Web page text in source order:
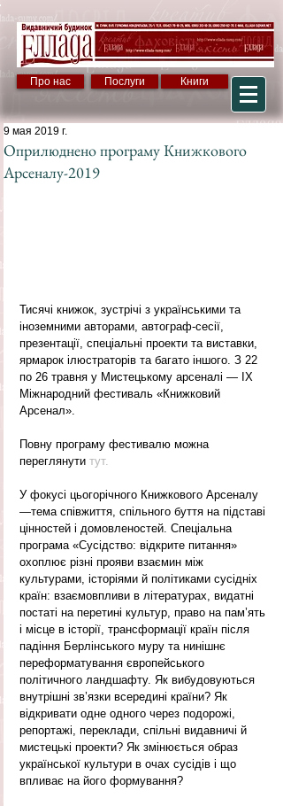
Про нас Послуги Книги
Оприлюднено програму Книжкового
Арсеналу-2019
9 мая 2019 г.
Тисячі книжок, зустрічі з українськими та
іноземними авторами, автограф-сесії,
презентації, спеціальні проекти та виставки,
ярмарок ілюстраторів та багато іншого. З 22
по 26 травня у Мистецькому арсеналі — IX
Міжнародний фестиваль «Книжковий
Арсенал».
Повну програму фестивалю можна
переглянути тут.
У фокусі цьогорічного Книжкового Арсеналу
—тема співжиття, спільного буття на підставі
цінностей і домовленостей. Спеціальна
програма «Сусідство: відкрите питання»
охоплює різні прояви взаємин між
культурами, історіями й політиками сусідніх
країн: взаємовпливи в літературах, видатні
постаті на перетині культур, право на пам’ять
і місце в історії, трансформації країн після
падіння Берлінського муру та нинішнє
переформатування європейського
політичного ландшафту. Як вибудовуються
внутрішні зв’язки всередині країни? Як
відкривати одне одного через подорожі,
репортажі, переклади, спільні видавничі й
мистецькі проекти? Як змінюється образ
української культури в очах сусідів і що
впливає на його формування?